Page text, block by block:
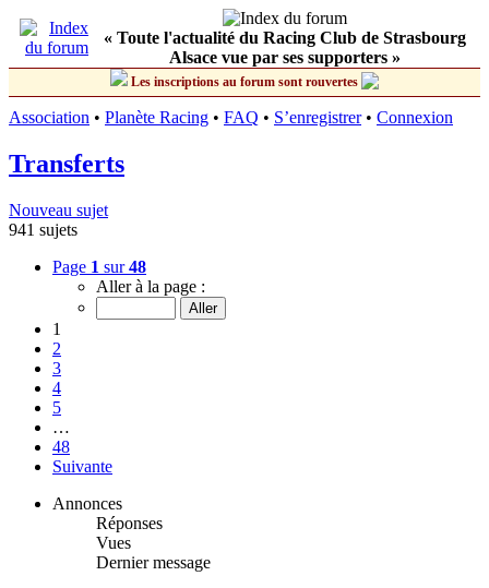
« Toute l'actualité du Racing Club de Strasbourg
Alsace vue par ses supporters »
Les inscriptions au forum sont rouvertes
Association • Planète Racing • FAQ • S’enregistrer• Connexion
Transferts
Nouveau sujet
941 sujets
Page 1 sur48
Aller à la page :
1
2
3
4
5
…
48
Suivante
Annonces
Réponses
Vues
Dernier message